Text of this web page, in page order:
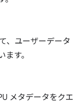
、ユーザーデータ
す。
メタデータをクエ